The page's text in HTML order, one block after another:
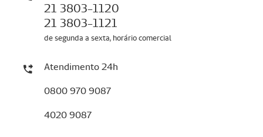
21 3803-1120
21 3803-1121
de segunda a sexta, horário comercial
Atendimento 24h
0800 970 9087
4020 9087